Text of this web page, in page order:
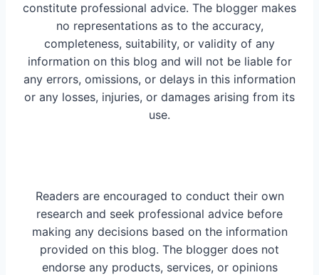
constitute professional advice. The blogger makes
no representations as to the accuracy,
completeness, suitability, or validity of any
information on this blog and will not be liable for
any errors, omissions, or delays in this information
or any losses, injuries, or damages arising from its
use.
Readers are encouraged to conduct their own
research and seek professional advice before
making any decisions based on the information
provided on this blog. The blogger does not
endorse any products, services, or opinions